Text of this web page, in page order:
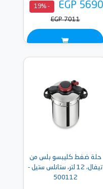
EGP 5690
- 19%
EGP 7011
حلة ضغط كليبسو بلس من
تيفال، 12 لتر، ستانلس ستيل -
500112